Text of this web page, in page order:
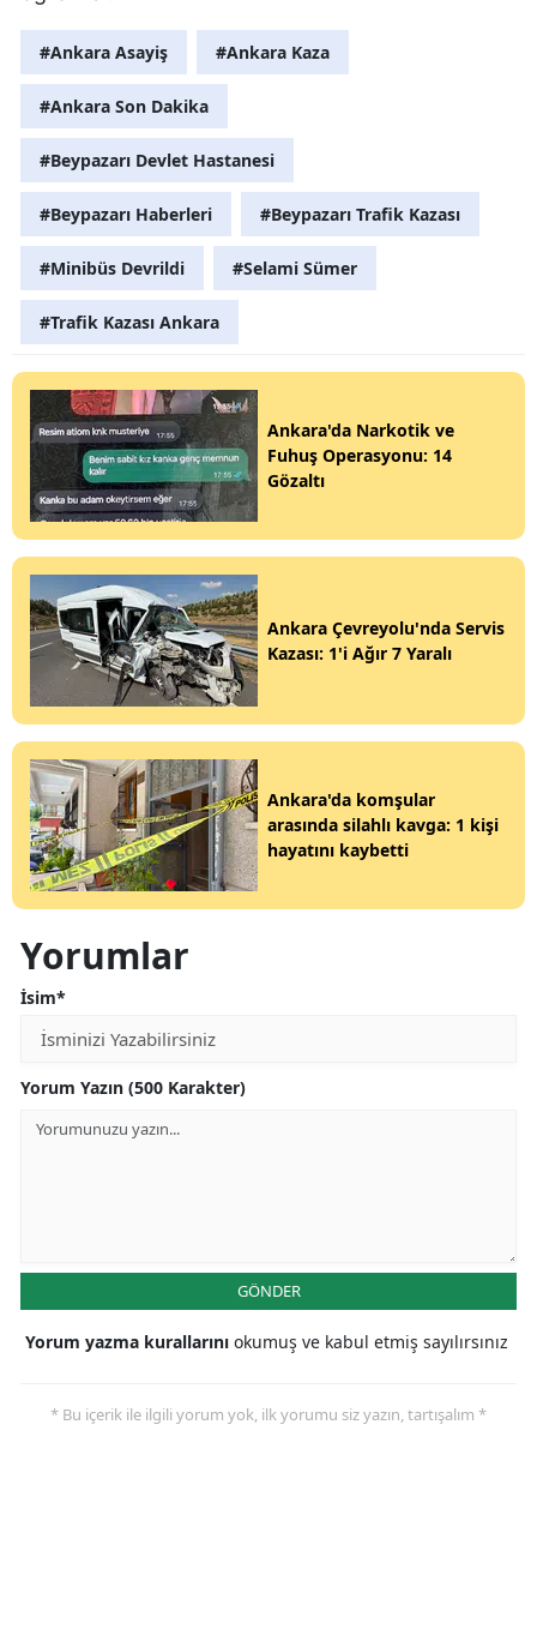
#Ankara Asayiş #Ankara Kaza
#Ankara Son Dakika
#Beypazarı Devlet Hastanesi
#Beypazarı Haberleri #Beypazarı Trafik Kazası
#Minibüs Devrildi #Selami Sümer
#Trafik Kazası Ankara
Ankara'da Narkotik ve
Fuhuş Operasyonu: 14
Gözaltı
Ankara Çevreyolu'nda Servis
Kazası: 1'i Ağır 7 Yaralı
Ankara'da komşular
arasında silahlı kavga: 1 kişi
hayatını kaybetti
Yorumlar
İsim*
Yorum Yazın (500 Karakter)
GÖNDER
Yorum yazma kurallarını okumuş ve kabul etmiş sayılırsınız
* Bu içerik ile ilgili yorum yok, ilk yorumu siz yazın, tartışalım *